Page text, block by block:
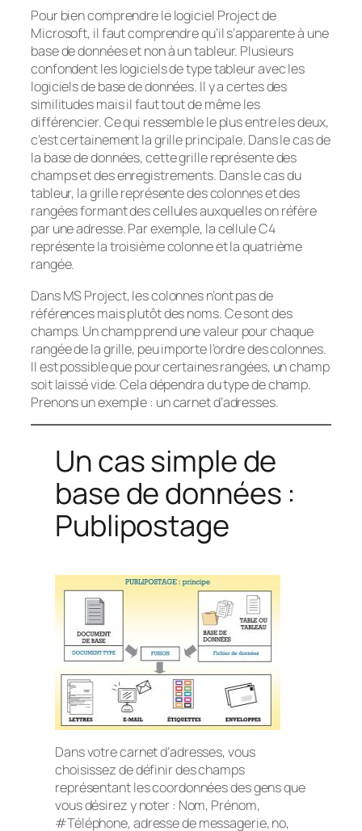
Pour bien comprendre le logiciel Project de
Microsoft, il faut comprendre qu’il s’apparente à une
base de données et non à un tableur. Plusieurs
confondent les logiciels de type tableur avec les
logiciels de base de données. Il y a certes des
similitudes mais il faut tout de même les
différencier. Ce qui ressemble le plus entre les deux,
c’est certainement la grille principale. Dans le cas de
la base de données, cette grille représente des
champs et des enregistrements. Dans le cas du
tableur, la grille représente des colonnes et des
rangées formant des cellules auxquelles on réfère
par une adresse. Par exemple, la cellule C4
représente la troisième colonne et la quatrième
rangée.
Dans MS Project, les colonnes n’ont pas de
références mais plutôt des noms. Ce sont des
champs. Un champ prend une valeur pour chaque
rangée de la grille, peu importe l’ordre des colonnes.
Il est possible que pour certaines rangées, un champ
soit laissé vide. Cela dépendra du type de champ.
Prenons un exemple : un carnet d’adresses.
Un cas simple de
base de données :
Publipostage
Dans votre carnet d’adresses, vous
choisissez de définir des champs
représentant les coordonnées des gens que
vous désirez y noter : Nom, Prénom,
#Téléphone, adresse de messagerie, no,